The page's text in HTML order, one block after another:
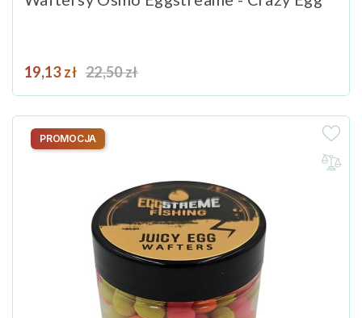
Cena
19,13 zł Cena podstawowa
22,50 zł
PROMOCJA